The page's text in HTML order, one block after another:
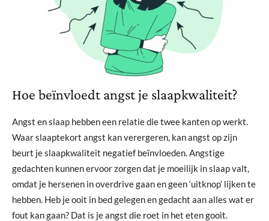
Hoe beïnvloedt angst je slaapkwaliteit?
Angst en slaap hebben een relatie die twee kanten op werkt.
Waar slaaptekort angst kan verergeren, kan angst op zijn
beurt je slaapkwaliteit negatief beïnvloeden. Angstige
gedachten kunnen ervoor zorgen dat je moeilijk in slaap valt,
omdat je hersenen in overdrive gaan en geen ‘uitknop’ lijken te
hebben. Heb je ooit in bed gelegen en gedacht aan alles wat er
fout kan gaan? Dat is je angst die roet in het eten gooit.